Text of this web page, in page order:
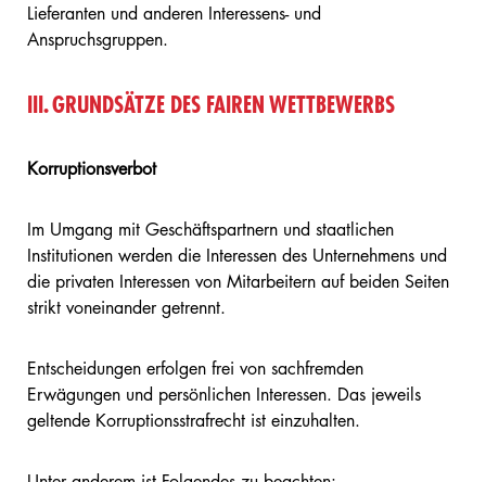
Lieferanten und anderen Interessens- und
Anspruchsgruppen.
III. GRUNDSÄTZE DES FAIREN WETTBEWERBS
Korruptionsverbot
Im Umgang mit Geschäftspartnern und staatlichen
Institutionen werden die Interessen des Unternehmens und
die privaten Interessen von Mitarbeitern auf beiden Seiten
strikt voneinander getrennt.
Entscheidungen erfolgen frei von sachfremden
Erwägungen und persönlichen Interessen. Das jeweils
geltende Korruptionsstrafrecht ist einzuhalten.